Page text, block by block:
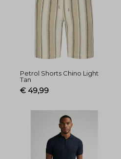
Petrol Shorts Chino Light
Tan
€ 49,99